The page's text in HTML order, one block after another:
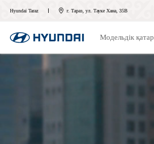
Hyundai Taraz г. Тараз, ул. Тауке Хана, 35В
Модельдік қатар